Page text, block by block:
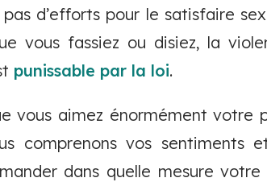
d’efforts pour le satisfaire
vous fassiez ou disiez, la
punissable par la loi.
vous aimez énormément votre
comprenons vos sentiments
dans quelle mesure